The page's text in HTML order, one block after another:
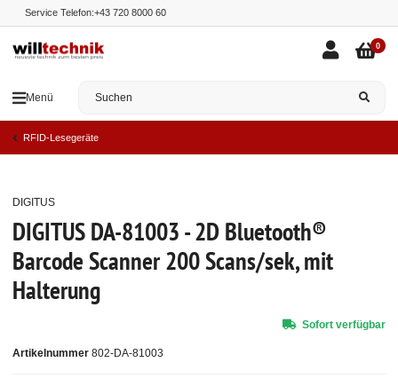
Service Telefon:+43 720 8000 60
Menü
0
RFID-Lesegeräte
DIGITUS DA-81003 - 2D Bluetooth®
Barcode Scanner 200 Scans/sek, mit
Halterung
Artikelnummer 802-DA-81003
DIGITUS
Sofort verfügbar